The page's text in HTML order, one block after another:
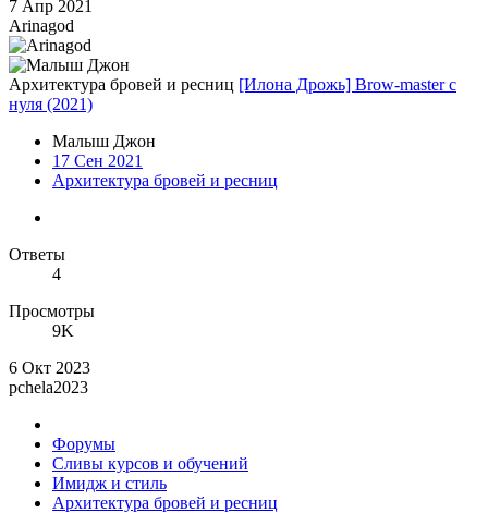
7 Апр 2021
Arinagod
Архитектура бровей и ресниц [Илона Дрожь] Brow-master с
нуля (2021)
Малыш Джон
17 Сен 2021
Архитектура бровей и ресниц
Ответы
4
Просмотры
9K
6 Окт 2023
pchela2023
Форумы
Сливы курсов и обучений
Имидж и стиль
Архитектура бровей и ресниц